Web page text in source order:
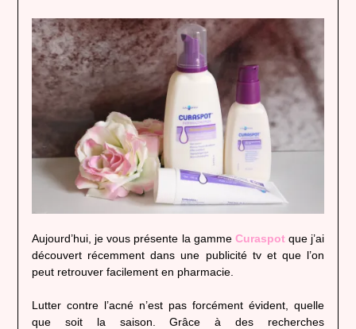
Aujourd’hui, je vous présente la gamme Curaspotque j’ai
découvert récemment dans une publicité tv et que l’on
peut retrouver facilement en pharmacie.
Lutter contre l’acné n’est pas forcément évident, quelle
que soit la saison. Grâce à des recherches